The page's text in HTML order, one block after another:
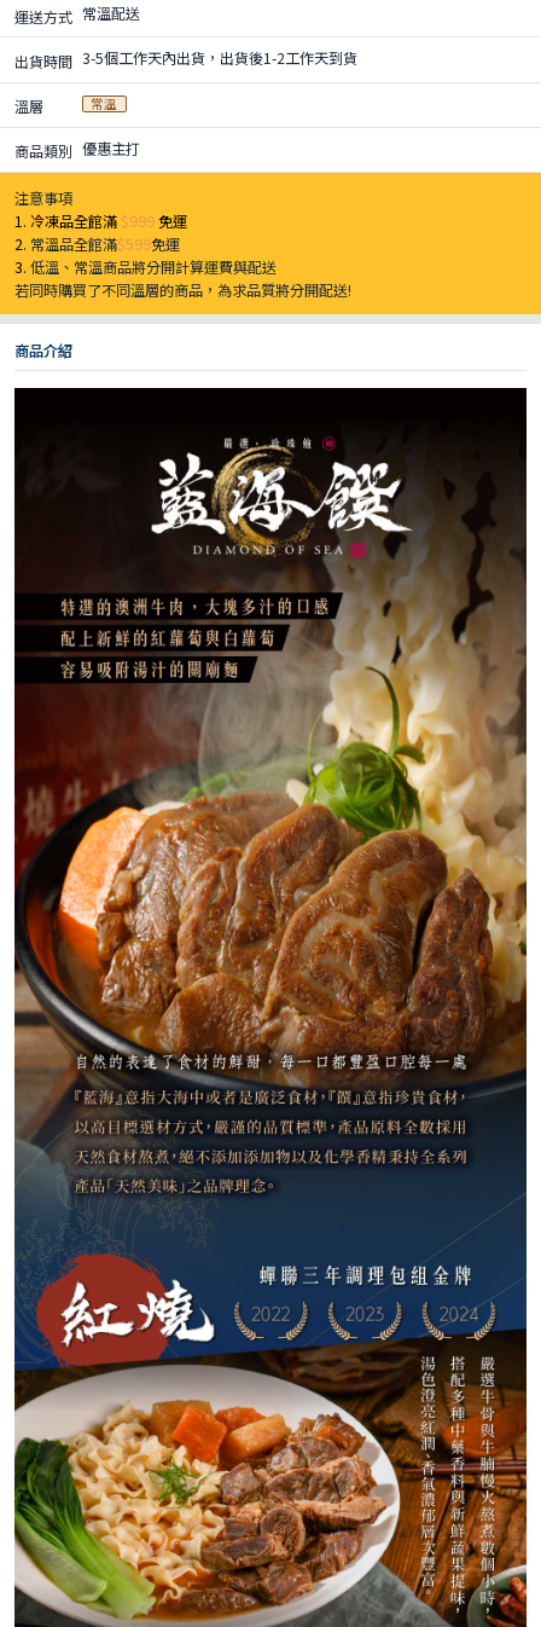
運送方式 常溫配送
出貨時間 3-5個工作天內出貨，出貨後1-2工作天到貨
溫層 常溫
商品類別 優惠主打
注意事項
1. 冷凍品全館滿 $999免運
2. 常溫品全館滿$599免運
3.低溫、常溫商品將分開計算運費與配送
若同時購買了不同溫層的商品，為求品質將分開配送!
商品介紹